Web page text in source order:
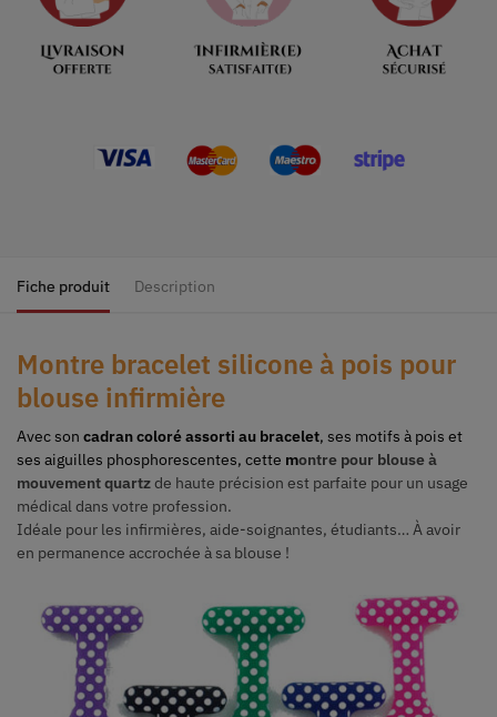
Fiche produit Description
Montre bracelet silicone à pois pour
blouse infirmière
Avec son cadran coloré assorti au bracelet, ses motifs à pois et
ses aiguilles phosphorescentes, cette montre pour blouse à
mouvement quartzde haute précision est parfaite pour un usage
médical dans votre profession.
Idéale pour les infirmières, aide-soignantes, étudiants… Àavoir
en permanence accrochée à sa blouse !